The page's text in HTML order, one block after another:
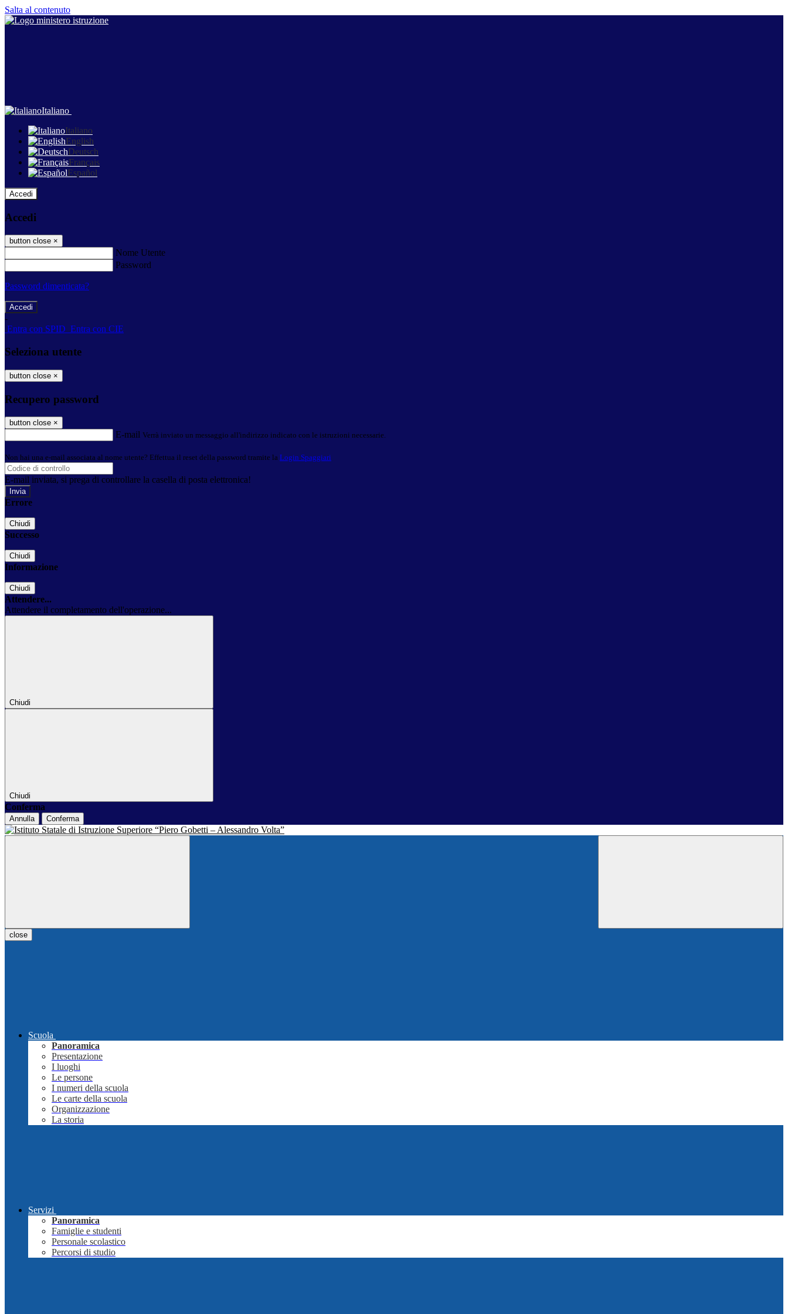
Salta al contenuto
Italiano
Italiano
English
Deutsch
Français
Español
Accedi
Accedi
button close ×
Nome Utente
Password
Password dimenticata?
-
Entra con SPID Entra con CIE
Seleziona utente
button close ×
Recupero password
button close ×
E-mail Verrà inviato un messaggio all'indirizzo indicato con le istruzioni necessarie.
Non hai una e-mail associata al nome utente? Effettua il reset della password tramite la Login Spaggiari
E-mail inviata, si prega di controllare la casella di posta elettronica!
Errore
Chiudi
Successo
Chiudi
Informazione
Chiudi
Attendere...
Attendere il completamento dell'operazione...
Chiudi
Chiudi
Conferma
Annulla Conferma
close
Scuola
Panoramica
Presentazione
I luoghi
Le persone
I numeri della scuola
Le carte della scuola
Organizzazione
La storia
Servizi
Panoramica
Famiglie e studenti
Personale scolastico
Percorsi di studio